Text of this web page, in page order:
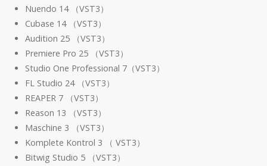
Nuendo 14 （VST3）
Cubase 14 （VST3）
Audition 25 （VST3）
Premiere Pro 25 （VST3）
Studio One Professional 7（VST3）
FL Studio 24 （VST3）
REAPER 7 （VST3）
Reason 13 （VST3）
Maschine 3 （VST3）
Komplete Kontrol 3 （ VST3）
Bitwig Studio 5 （VST3）